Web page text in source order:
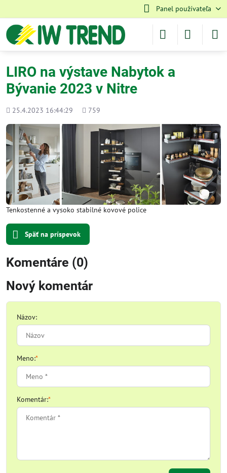
Panel používateľa
LIRO na výstave Nabytok a
Bývanie 2023 v Nitre
Pridané
25.4.2023 16:44:29
Počet
759
Tenkostenné a vysoko stabilné kovové police
Späť na príspevok
Komentáre (0)
Nový komentár
Názov:
Meno:*
Komentár:*